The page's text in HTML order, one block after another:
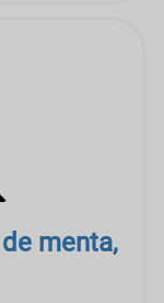
menta,